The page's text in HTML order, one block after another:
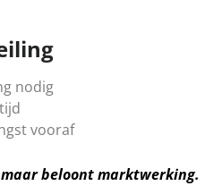
nodig
vooraf
beloont marktwerking.